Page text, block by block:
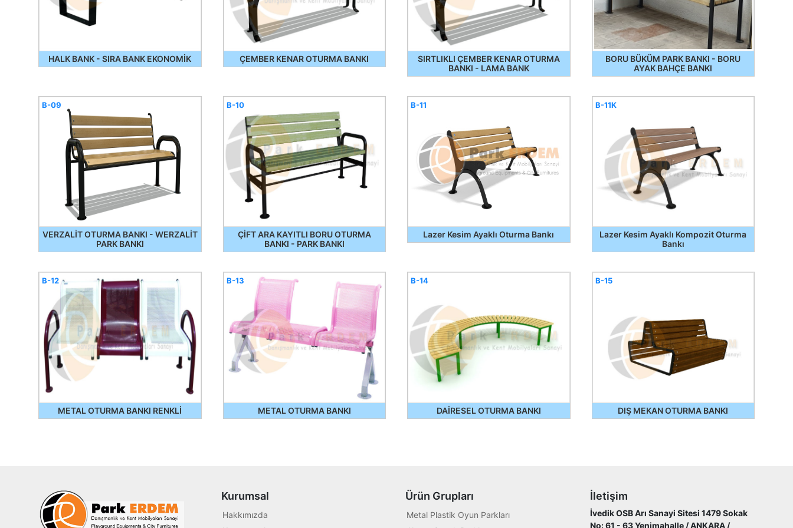
HALK BANK - SIRA BANK EKONOMİK ÇEMBER KENAR OTURMA BANKI
SIRTLIKLI ÇEMBER KENAR OTURMA
BANKI - LAMA BANK
BORU BÜKÜM PARK BANKI - BORU
AYAK BAHÇE BANKI
VERZALİT OTURMA BANKI - WERZALİT
PARK BANKI
B-09
ÇİFT ARA KAYITLI BORU OTURMA
BANKI - PARK BANKI
B-10
Lazer Kesim Ayaklı Oturma Bankı
B-11
Lazer Kesim Ayaklı Kompozit Oturma
Bankı
B-11K
METAL OTURMA BANKI RENKLİ
B-12
METAL OTURMA BANKI
B-13
DAİRESEL OTURMA BANKI
B-14
DIŞ MEKAN OTURMA BANKI
B-15
Kurumsal
Hakkımızda
Ürün Grupları
Metal Plastik Oyun Parkları
İletişim
İvedik OSB Arı Sanayi Sitesi 1479 Sokak
No: 61 - 63 Yenimahalle / ANKARA /